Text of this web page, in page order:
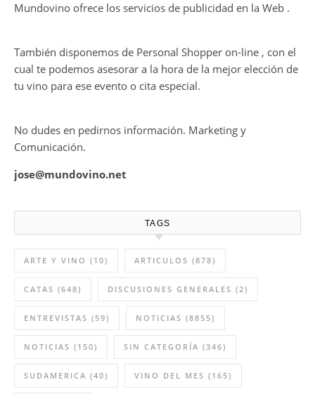
Mundovino ofrece los servicios de publicidad en la Web .
También disponemos de Personal Shopper on-line , con el
cual te podemos asesorar a la hora de la mejor elección de
tu vino para ese evento o cita especial.
No dudes en pedirnos información. Marketing y
Comunicación.
jose@mundovino.net
TAGS
ARTE Y VINO (10) ARTICULOS (878)
CATAS (648) DISCUSIONES GENERALES (2)
ENTREVISTAS (59) NOTICIAS (8855)
NOTICIAS (150) SIN CATEGORÍA (346)
SUDAMERICA (40) VINO DEL MES (165)